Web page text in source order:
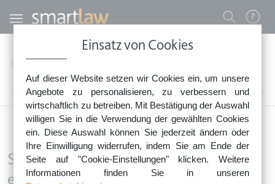
Einsatz von Cookies
Auf dieser Website setzen wir Cookies ein, um unsere
Angebote zu personalisieren, zu verbessern und
wirtschaftlich zu betreiben. Mit Bestätigung der Auswahl
willigen Sie in die Verwendung der gewählten Cookies
ein. Diese Auswahl können Sie jederzeit ändern oder
Ihre Einwilligung widerrufen, indem Sie am Ende der
Seite auf "Cookie-Einstellungen" klicken. Weitere
Informationen finden Sie in unseren
Direkt zum Inhalt
0800 - 268 4 268 (kostenfrei)
Sie erreichen unser Service-Team:
Montag bis Freitag: 8-18 Uhr
Keine Rechtsberatung.
Benutzermenü
Startseite
Internet & Telekommunikation SIM-Karten-Sperre darf nicht erschwert werden
SIM-Karten-Sperre darf nicht
erschwert werden